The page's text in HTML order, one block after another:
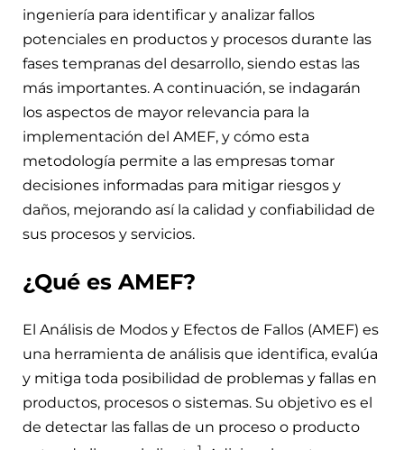
ingeniería para identificar y analizar fallos
potenciales en productos y procesos durante las
fases tempranas del desarrollo, siendo estas las
más importantes. A continuación, se indagarán
los aspectos de mayor relevancia para la
implementación del AMEF, y cómo esta
metodología permite a las empresas tomar
decisiones informadas para mitigar riesgos y
daños, mejorando así la calidad y confiabilidad de
sus procesos y servicios.
¿Qué es AMEF?
El Análisis de Modos y Efectos de Fallos (AMEF) es
una herramienta de análisis que identifica, evalúa
y mitiga toda posibilidad de problemas y fallas en
productos, procesos o sistemas. Su objetivo es el
de detectar las fallas de un proceso o producto